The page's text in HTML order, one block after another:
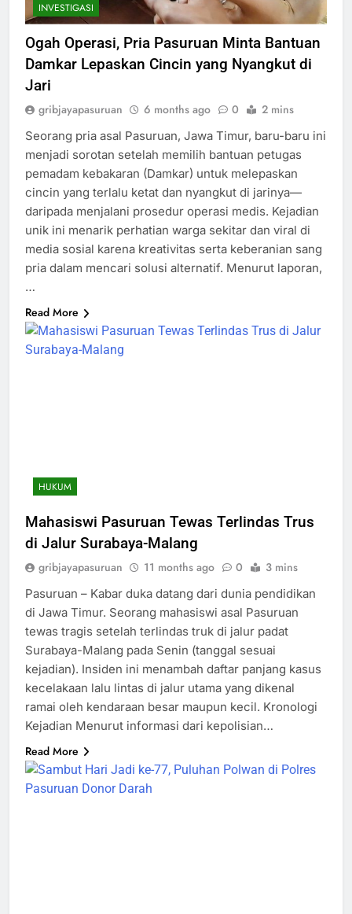
INVESTIGASI
Ogah Operasi, Pria Pasuruan Minta Bantuan
Damkar Lepaskan Cincin yang Nyangkut di
Jari
gribjayapasuruan 6 months ago 0 2 mins
Seorang pria asal Pasuruan, Jawa Timur, baru-baru ini
menjadi sorotan setelah memilih bantuan petugas
pemadam kebakaran (Damkar) untuk melepaskan
cincin yang terlalu ketat dan nyangkut di jarinya—
daripada menjalani prosedur operasi medis. Kejadian
unik ini menarik perhatian warga sekitar dan viral di
media sosial karena kreativitas serta keberanian sang
pria dalam mencari solusi alternatif. Menurut laporan,
…
Read More
HUKUM
Mahasiswi Pasuruan Tewas Terlindas Trus
di Jalur Surabaya-Malang
gribjayapasuruan 11 months ago 0 3 mins
Pasuruan – Kabar duka datang dari dunia pendidikan
di Jawa Timur. Seorang mahasiswi asal Pasuruan
tewas tragis setelah terlindas truk di jalur padat
Surabaya-Malang pada Senin (tanggal sesuai
kejadian). Insiden ini menambah daftar panjang kasus
kecelakaan lalu lintas di jalur utama yang dikenal
ramai oleh kendaraan besar maupun kecil. Kronologi
Kejadian Menurut informasi dari kepolisian…
Read More